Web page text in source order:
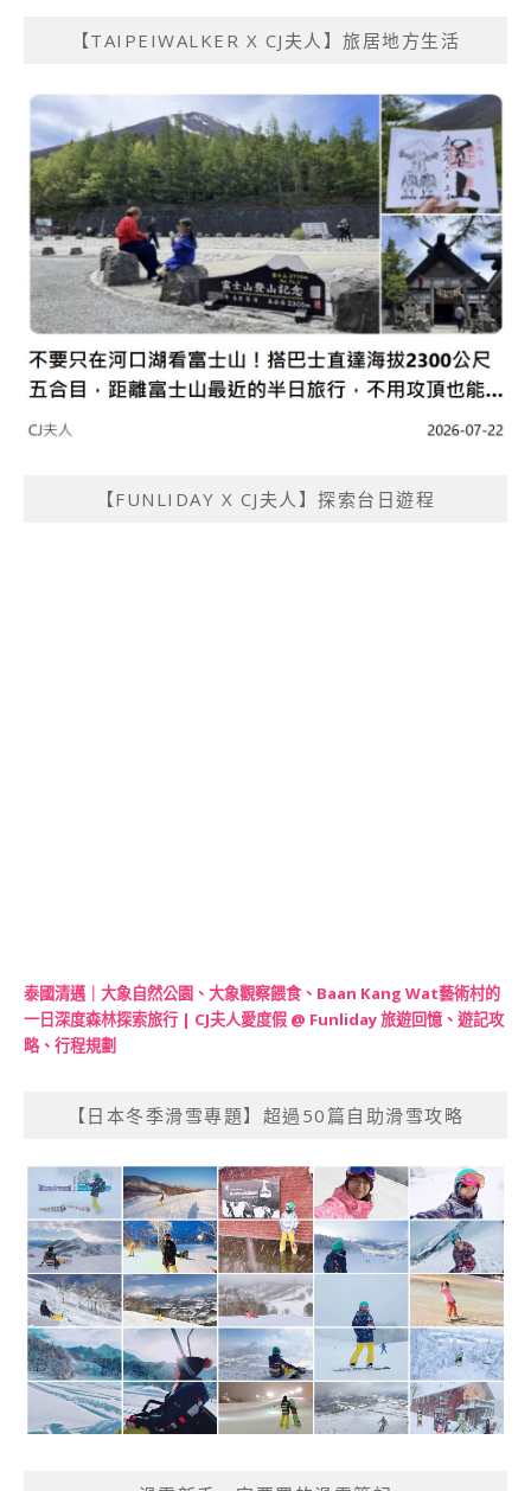
【TAIPEIWALKER X CJ夫人】旅居地方生活
【FUNLIDAY X CJ夫人】探索台日遊程
泰國清邁｜大象自然公園、大象觀察餵食、Baan Kang Wat藝術村的
一日深度森林探索旅行 | CJ夫人愛度假 @ Funliday 旅遊回憶、遊記攻
略、行程規劃
【日本冬季滑雪專題】超過50篇自助滑雪攻略